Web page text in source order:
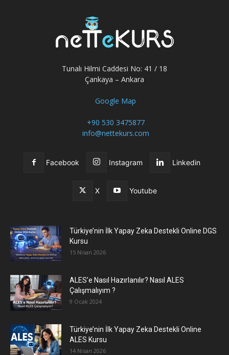
Tunalı Hilmi Caddesi No: 41 / 18
Çankaya – Ankara
Google Map
+90 530 3475877
info@nettekurs.com
Facebook Instagram Linkedin
X Youtube
Türkiye’nin İlk Yapay Zeka Destekli Online DGS
Kursu
15 Nisan 2026
ALES’e Nasıl Hazırlanılır? Nasıl ALES
Çalışmalıyım ?
9 Ocak 2024
Türkiye’nin İlk Yapay Zeka Destekli Online
ALES Kursu
14 Nisan 2026